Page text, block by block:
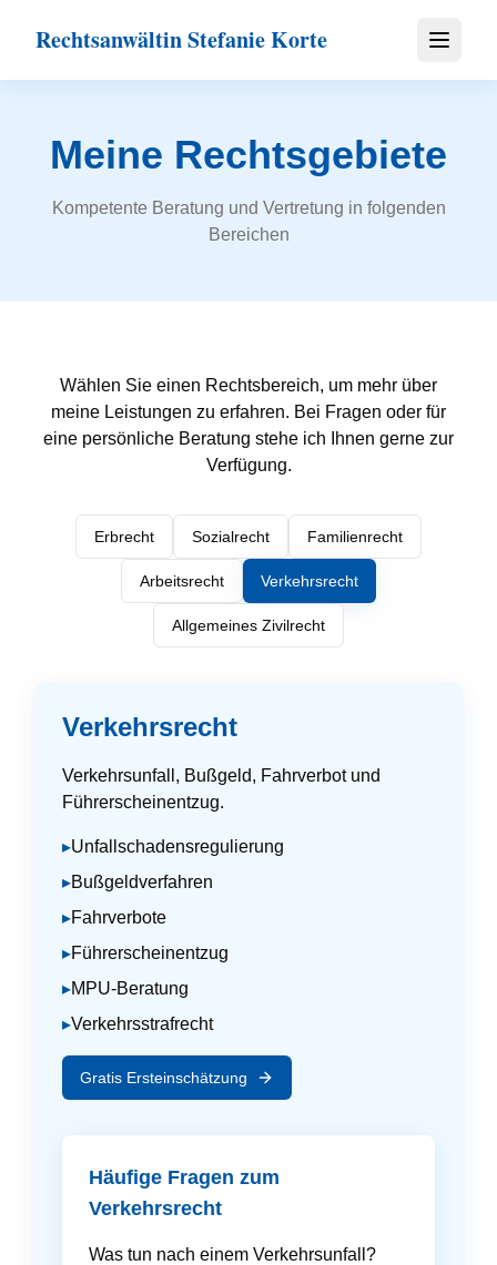
Rechtsanwältin Stefanie Korte Menü
Meine Rechtsgebiete
Kompetente Beratung und Vertretung in folgenden
Bereichen
Wählen Sie einen Rechtsbereich, um mehr über
meine Leistungen zu erfahren. Bei Fragen oder für
eine persönliche Beratung stehe ich Ihnen gerne zur
Verfügung.
Erbrecht Sozialrecht Familienrecht
Arbeitsrecht Verkehrsrecht
Allgemeines Zivilrecht
Verkehrsrecht
Verkehrsunfall, Bußgeld, Fahrverbot und
Führerscheinentzug.
▸Unfallschadensregulierung
▸Bußgeldverfahren
▸Fahrverbote
▸Führerscheinentzug
▸MPU-Beratung
▸Verkehrsstrafrecht
Gratis Ersteinschätzung
Häufige Fragen zum
Verkehrsrecht
Was tun nach einem Verkehrsunfall?